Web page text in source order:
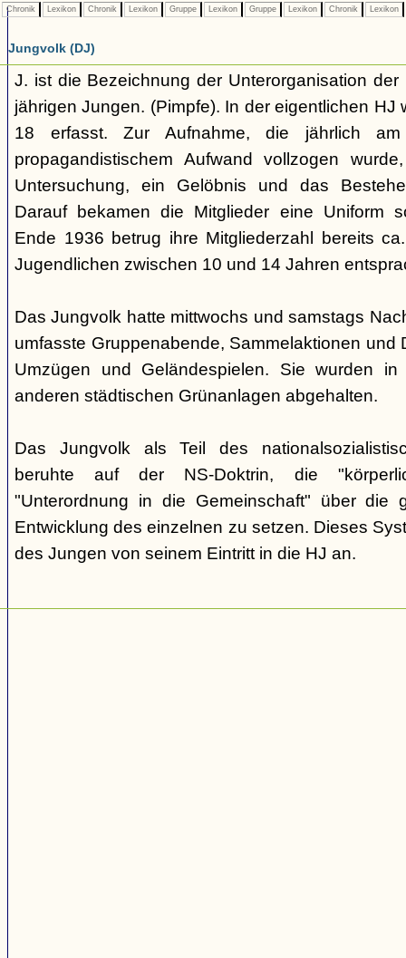
Chronik Lexikon Chronik Lexikon Gruppe Lexikon Gruppe Lexikon Chronik Lexikon
Jungvolk (DJ)
J. ist die Bezeichnung der Unterorganisation
jährigen Jungen. (Pimpfe). In der eigentlichen HJ
18 erfasst. Zur Aufnahme, die jährlich
propagandistischem Aufwand vollzogen
Untersuchung, ein Gelöbnis und das
Darauf bekamen die Mitglieder eine Uniform
Ende 1936 betrug ihre Mitgliederzahl bereits
Jugendlichen zwischen 10 und 14 Jahren
Das Jungvolk hatte mittwochs und samstags
umfasste Gruppenabende, Sammelaktionen und
Umzügen und Geländespielen. Sie wurden
anderen städtischen Grünanlagen abgehalten.
Das Jungvolk als Teil des
beruhte auf der NS-Doktrin, die
"Unterordnung in die Gemeinschaft" über die
Entwicklung des einzelnen zu setzen. Dieses
des Jungen von seinem Eintritt in die HJ an.